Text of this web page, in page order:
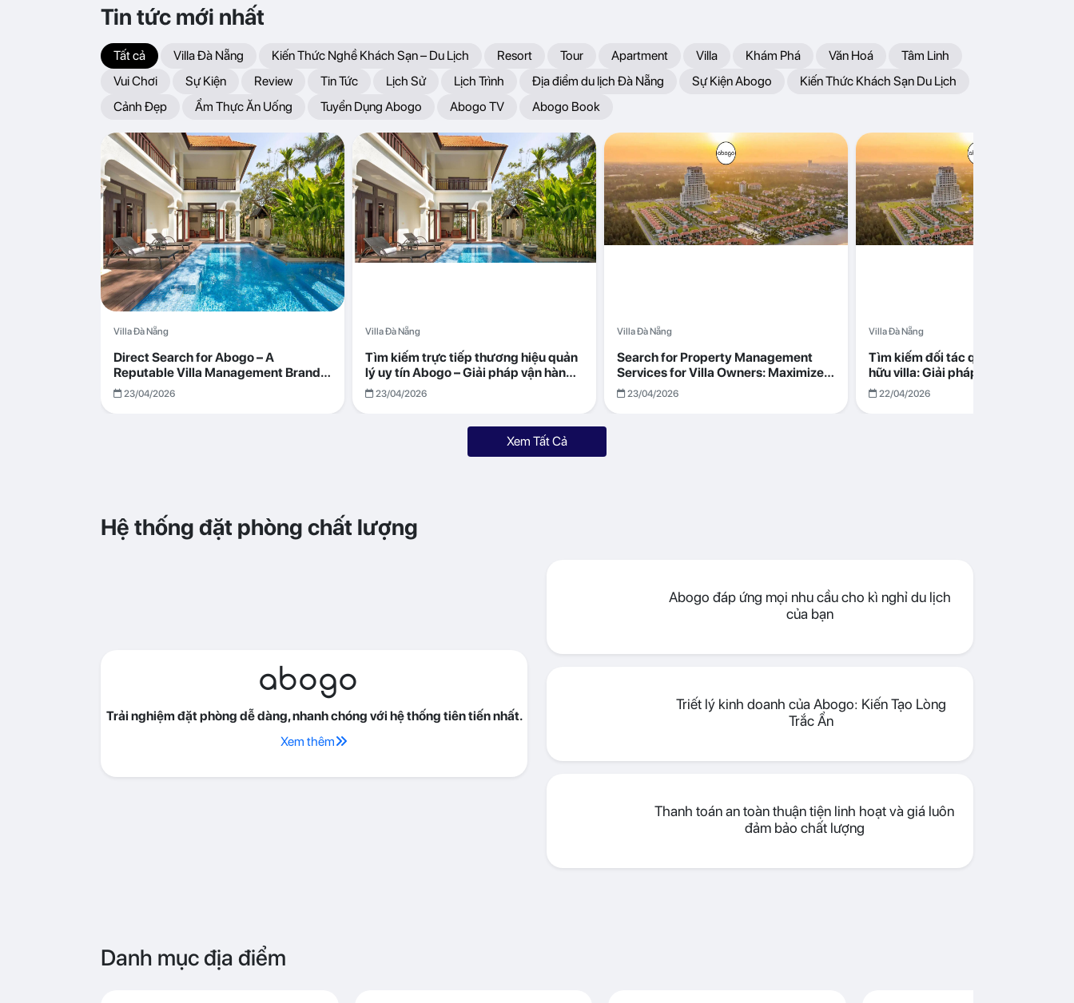
Tin tức mới nhất
Tất cả Villa Đà Nẵng Kiến Thức Nghề Khách Sạn – Du Lịch Resort Tour Apartment Villa Khám Phá Văn Hoá
Tâm Linh
Vui Chơi
Sự Kiện Review Tin Tức Lịch Sử Lịch Trình Địa điểm du lịch Đà Nẵng Sự Kiện Abogo
Kiến Thức Khách Sạn Du Lịch
Cảnh Đẹp
Ẩm Thực Ăn Uống Tuyển Dụng Abogo Abogo TV Abogo Book
Villa Đà Nẵng
Direct Search for Abogo – A
Reputable Villa Management Brand
with Transparent and Effective
Operations
23/04/2026
Villa Đà Nẵng
Tìm kiếm trực tiếp thương hiệu quản
lý uy tín Abogo – Giải pháp vận hành
villa hiệu quả, minh bạch
23/04/2026
Villa Đà Nẵng
Search for Property Management
Services for Villa Owners: Maximize
Returns with Abogo in Da Nang
23/04/2026
Villa Đà Nẵng
Tìm kiếm đối tác quản lý cho chủ sở
hữu villa: Giải pháp tối ưu lợi nhuận
cùng Abogo tại Đà Nẵng
22/04/2026
Xem Tất Cả
Hệ thống đặt phòng chất lượng
abogo
Trải nghiệm đặt phòng dễ dàng, nhanh chóng với hệ thống tiên tiến nhất.
Xem thêm
Abogo đáp ứng mọi nhu cầu cho kì nghỉ du lịch
của bạn
Triết lý kinh doanh của Abogo: Kiến Tạo Lòng
Trắc Ẩn
Thanh toán an toàn thuận tiện linh hoạt và giá luôn
đảm bảo chất lượng
Danh mục địa điểm